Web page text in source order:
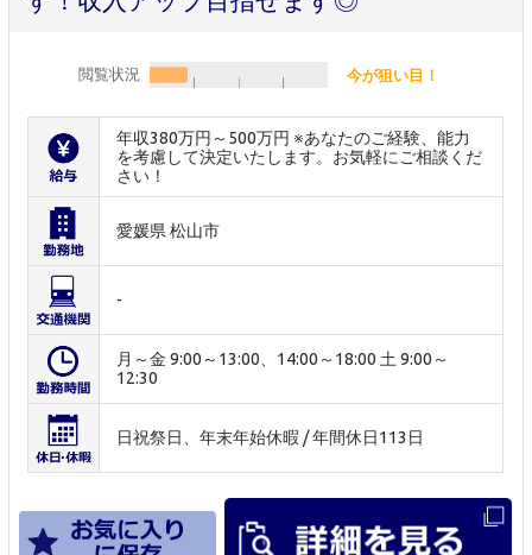
閲覧状況 今が狙い目！
年収380万円～500万円 ※あなたのご経験、能力
を考慮して決定いたします。お気軽にご相談くだ
さい！
愛媛県 松山市
-
月～金 9:00～13:00、14:00～18:00 土 9:00～
12:30
日祝祭日、年末年始休暇 / 年間休日113日